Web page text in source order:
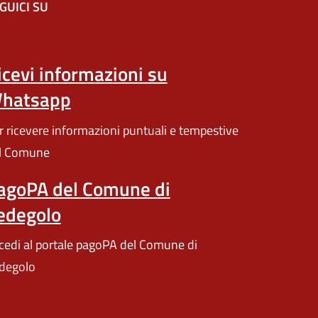
scheda).
SU
informazioni su
ricevere informazioni puntuali e tempestive
Comune
del Comune di
al portale pagoPA del Comune di